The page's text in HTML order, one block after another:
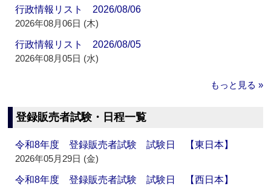
行政情報リスト 2026/08/06
2026年08月06日 (木)
行政情報リスト 2026/08/05
2026年08月05日 (水)
もっと見る »
登録販売者試験・日程一覧
令和8年度 登録販売者試験 試験日 【東日本】
2026年05月29日 (金)
令和8年度 登録販売者試験 試験日 【西日本】